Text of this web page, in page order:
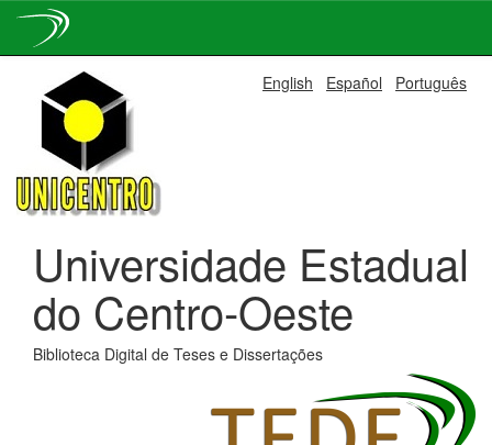
navigation
English Español Português
Universidade Estadual
do Centro-Oeste
Biblioteca Digital de Teses e Dissertações